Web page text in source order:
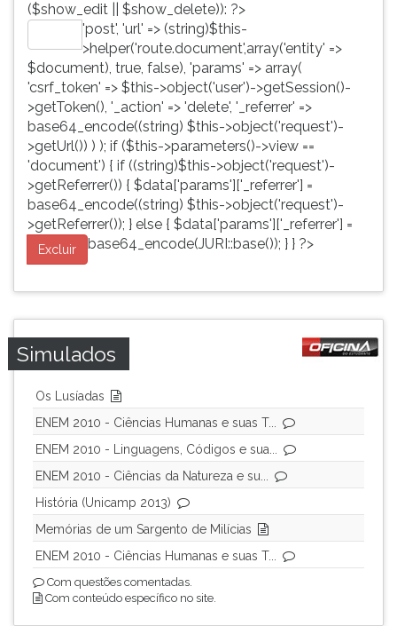
($show_edit || $show_delete)): ?>
'post', 'url' => (string)$this-
>helper('route.document',array('entity' =>
$document), true, false), 'params' => array(
'csrf_token' => $this->object('user')->getSession()-
>getToken(), '_action' => 'delete', '_referrer' =>
base64_encode((string) $this->object('request')-
>getUrl()) ) ); if ($this->parameters()->view ==
'document') { if ((string)$this->object('request')-
>getReferrer()) { $data['params']['_referrer'] =
base64_encode((string) $this->object('request')-
>getReferrer()); } else { $data['params']['_referrer'] =
base64_encode(JURI::base()); } } ?>
Excluir
Simulados
Os Lusíadas
ENEM 2010 - Ciências Humanas e suas T...
ENEM 2010 - Linguagens, Códigos e sua...
ENEM 2010 - Ciências da Natureza e su...
História (Unicamp 2013)
Memórias de um Sargento de Milícias
ENEM 2010 - Ciências Humanas e suas T...
Com questões comentadas.
Com conteúdo específico no site.